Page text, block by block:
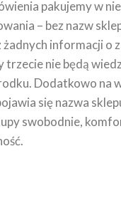
– bez nazw
informacji o
trzecie nie będą
Dodatkowo na
się nazwa
swobodnie,